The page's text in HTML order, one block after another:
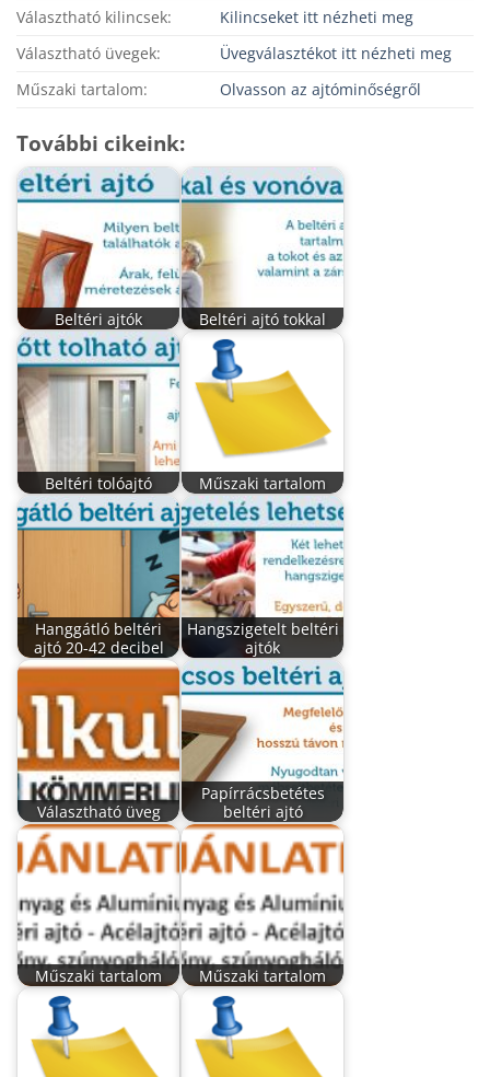
Választható kilincsek:
Kilincseket itt nézheti meg
Választható üvegek:
Üvegválasztékot itt nézheti meg
Műszaki tartalom:
Olvasson az ajtóminőségről
További cikeink:
Beltéri ajtók Beltéri ajtó tokkal
Beltéri tolóajtó Műszaki tartalom
Hanggátló beltéri
ajtó 20-42 decibel
Hangszigetelt beltéri
ajtók
Választható üveg
Papírrácsbetétes
beltéri ajtó
Műszaki tartalom Műszaki tartalom